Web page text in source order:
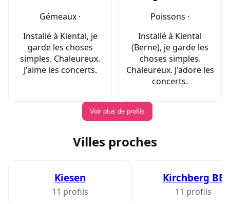
Gémeaux ·
Installé à Kiental, je
garde les choses
simples. Chaleureux.
J'aime les concerts.
Poissons ·
Installé à Kiental
(Berne), je garde les
choses simples.
Chaleureux. J'adore les
concerts.
Voir plus de profils
Villes proches
Kiesen
11 profils
Kirchberg BE
11 profils